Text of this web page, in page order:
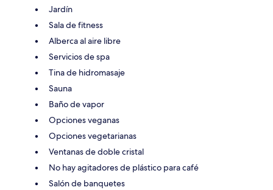
Jardín
Sala de fitness
Alberca al aire libre
Servicios de spa
Tina de hidromasaje
Sauna
Baño de vapor
Opciones veganas
Opciones vegetarianas
Ventanas de doble cristal
No hay agitadores de plástico para café
Salón de banquetes